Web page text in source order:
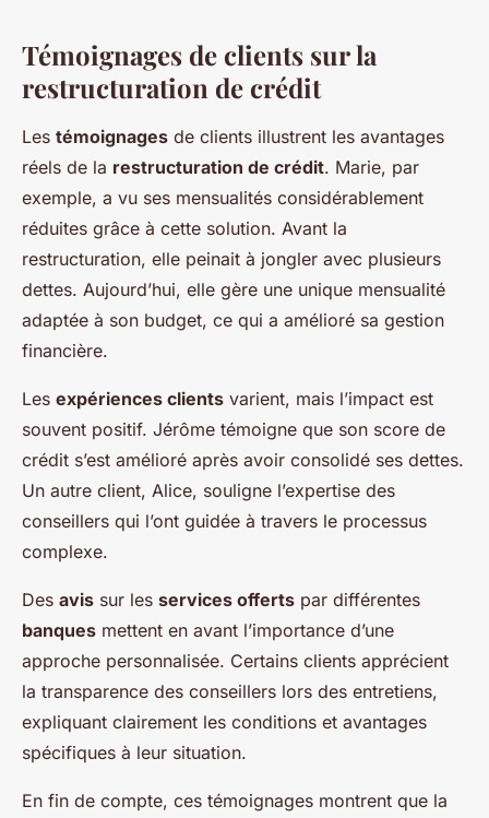
Témoignages de clients sur la
restructuration de crédit
Les témoignages de clients illustrent les avantages
réels de la restructuration de crédit. Marie, par
exemple, a vu ses mensualités considérablement
réduites grâce à cette solution. Avant la
restructuration, elle peinait à jongler avec plusieurs
dettes. Aujourd’hui, elle gère une unique mensualité
adaptée à son budget, ce qui a amélioré sa gestion
financière.
Les expériences clients varient, mais l’impact est
souvent positif. Jérôme témoigne que son score de
crédit s’est amélioré après avoir consolidé ses dettes.
Un autre client, Alice, souligne l’expertise des
conseillers qui l’ont guidée à travers le processus
complexe.
Des avis sur les services offerts par différentes
banques mettent en avant l’importance d’une
approche personnalisée. Certains clients apprécient
la transparence des conseillers lors des entretiens,
expliquant clairement les conditions et avantages
spécifiques à leur situation.
En fin de compte, ces témoignages montrent que la